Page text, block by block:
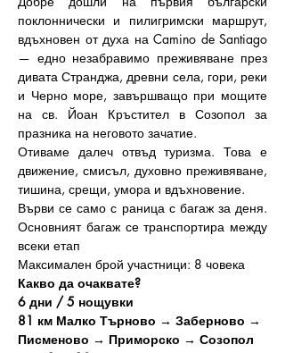
поклоннически и пилигримски маршрут,
вдъхновен от духа на Camino de Santiago
— едно незабравимо преживяване през
дивата Странджа, древни села, гори, реки
и Черно море, завършващо при мощите
на св. Йоан Кръстител в Созопол за
празника на неговото зачатие.
Отиваме далеч отвъд туризма. Това е
движение, смисъл, духовно преживяване,
тишина, срещи, умора и вдъхновение.
Основният багаж се транспортира между
всеки етап
Максимален брой участници: 8 човека
Какво да очаквате?
6 дни / 5 нощувки
81 км Малко Търново → Заберново →
Писменово → Приморско → Созопол